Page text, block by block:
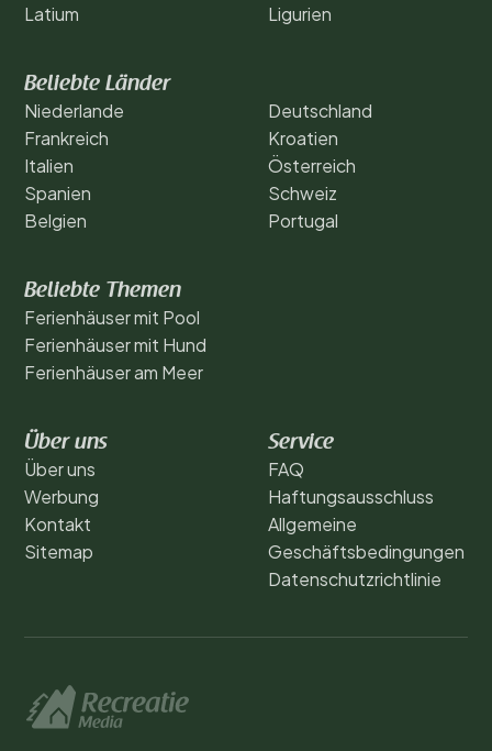
Latium
Ligurien
Beliebte Länder
Niederlande
Frankreich
Italien
Spanien
Belgien
Deutschland
Kroatien
Österreich
Schweiz
Portugal
Beliebte Themen
Ferienhäuser mit Pool
Ferienhäuser mit Hund
Ferienhäuser am Meer
Über uns
Über uns
Werbung
Kontakt
Sitemap
Service
FAQ
Haftungsausschluss
Allgemeine
Geschäftsbedingungen
Datenschutzrichtlinie